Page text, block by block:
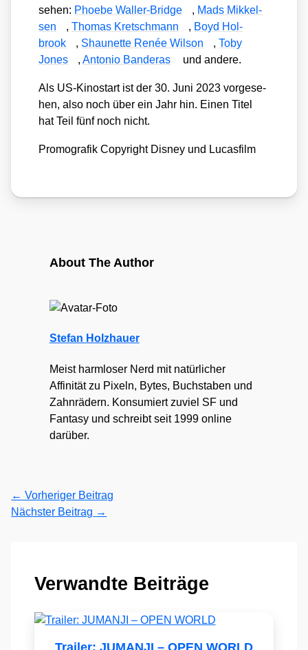
sehen: Phoe­be Wal­ler-Bridge , Mads Mik­kel­
sen
,Tho­mas Kret­sch­mann , Boyd Hol­
brook
, Shau­net­te Renée Wil­son ,Toby
Jones
,Anto­nio Ban­de­ras und ande­re.
Als US-Kino­start ist der 30. Juni 2023 vor­ge­se­
hen, also noch über ein Jahr hin. Einen Titel
hat Teil fünf noch nicht.
Pro­mo­gra­fik Copy­right Dis­ney und Lucas­film
About The Author
Stefan Holzhauer
Meist harmloser Nerd mit natürlicher
Affinität zu Pixeln, Bytes, Buchstaben und
Zahnrädern. Konsumiert zuviel SF und
Fantasy und schreibt seit 1999 online
darüber.
← Vorheriger Beitrag
Nächster Beitrag →
Verwandte Beiträge
Trailer: JUMANJI – OPEN WORLD